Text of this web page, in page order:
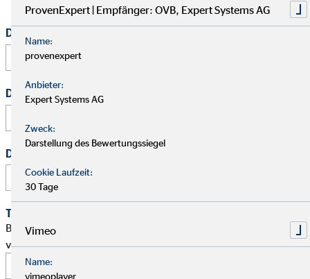
Dein vollständiger Name
Deine E-Mail Adresse
Deine Telefonnummer
Terminwunsch
Bitte schlage mir einen Termin für ein persönliches Gespräch
vor.
ProvenExpert | Empfänger: OVB, Expert Systems AG
Name:
provenexpert
Anbieter:
Expert Systems AG
Zweck:
Darstellung des Bewertungssiegel
Cookie Laufzeit:
30 Tage
Vimeo
Name:
vimeoplayer